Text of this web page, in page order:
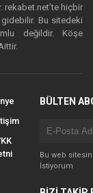
rekabet.net’te hiçbir
Bu sitedeki
değildir. Köşe
BÜLTEN
Bu web
İstiyorum